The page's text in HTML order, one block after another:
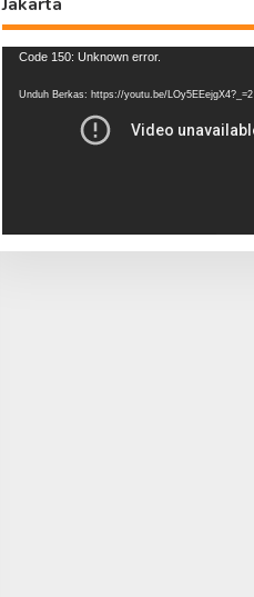
Pemutar
Code 150: Unknown error.
Unduh Berkas: https://youtu.be/LOy5EEejgX4?_=2